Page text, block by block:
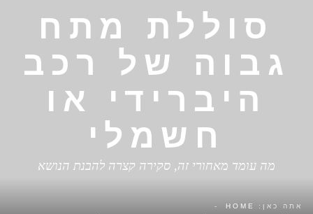
סוללת מתח
גבוה של רכב
היברידי או
חשמלי
מה עומד מאחורי זה, סקירה קצרה להבנת הנושא
אתה כאן: HOME
-